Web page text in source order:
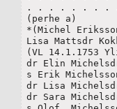
. . . . . . . .
(perhe a)
*(Michel
Lisa Mattsdr
(VL 14.1.1753
dr Elin
s Erik
dr Lisa
dr Sara